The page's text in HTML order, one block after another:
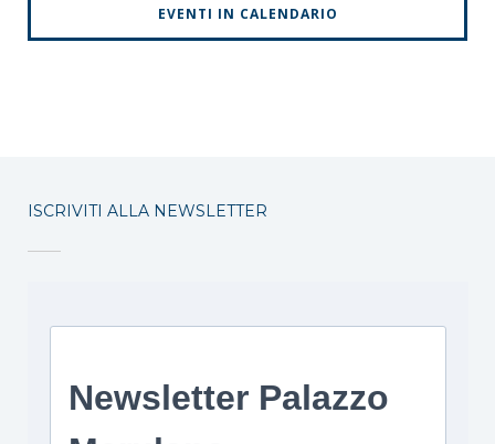
EVENTI IN CALENDARIO
ISCRIVITI ALLA NEWSLETTER